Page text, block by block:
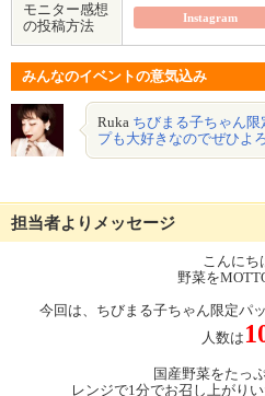
モニター感想
の投稿方法
Instagram
みんなのイベントの意気込み
Ruka ちびまる子ちゃん
プも大好きなのでぜひよ
担当者よりメッセージ
こんにち
野菜を
今回は、ちびまる子ちゃん限定パ
人数は
国産野菜をたっ
レンジで1分でお召し上がり